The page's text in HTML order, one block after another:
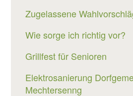
Zugelassene
Wie sorge ich richtig vor?
Grillfest für Senioren
Elektrosanierung
Mechtersenng